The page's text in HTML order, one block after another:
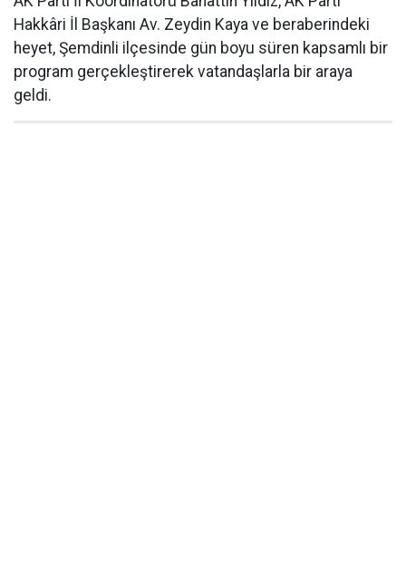
Hakkâri İl Başkanı Av. Zeydin Kaya ve beraberindeki
heyet, Şemdinli ilçesinde gün boyu süren kapsamlı bir
program gerçekleştirerek vatandaşlarla bir araya
geldi.